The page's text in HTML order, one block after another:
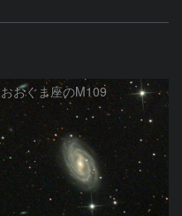
おおぐま座のM109